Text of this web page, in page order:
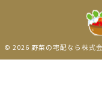
© 2026 野菜の宅配なら株式